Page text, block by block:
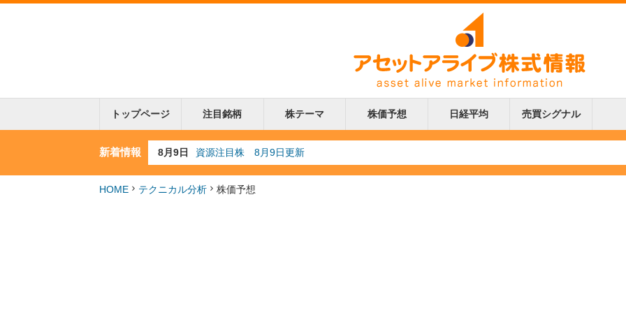
トップページ 注目銘柄 株テーマ 株価予想 日経平均 売買シグナル
新着情報 8月4日
AI注目株 8月4日更新
8月3日
人気業種注目株 8月3日更新
7月29日
日経225シグナル点灯
HOME テクニカル分析 株価予想